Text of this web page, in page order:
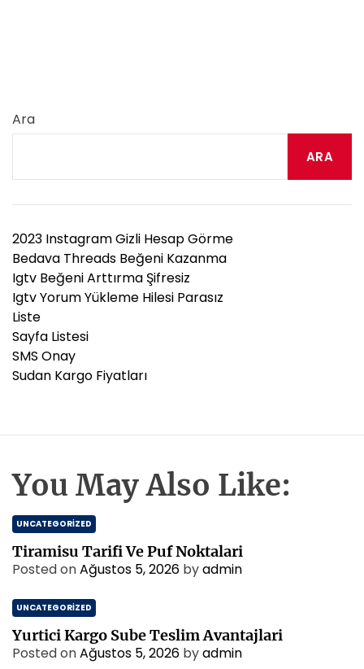
Ara
ARA
2023 Instagram Gizli Hesap Görme
Bedava Threads Beğeni Kazanma
Igtv Beğeni Arttırma Şifresiz
Igtv Yorum Yükleme Hilesi Parasız
Liste
Sayfa Listesi
SMS Onay
Sudan Kargo Fiyatları
You May Also Like:
UNCATEGORIZED
Tiramisu Tarifi Ve Puf Noktalari
Posted onAğustos 5, 2026 byadmin
UNCATEGORIZED
Yurtici Kargo Sube Teslim Avantajlari
Posted onAğustos 5, 2026 byadmin